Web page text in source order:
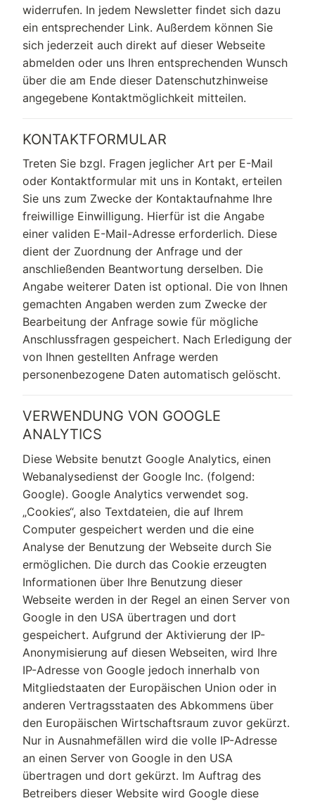
widerrufen. In jedem Newsletter findet sich dazu
ein entsprechender Link. Außerdem können Sie
sich jederzeit auch direkt auf dieser Webseite
abmelden oder uns Ihren entsprechenden Wunsch
über die am Ende dieser Datenschutzhinweise
angegebene Kontaktmöglichkeit mitteilen.
KONTAKTFORMULAR
Treten Sie bzgl. Fragen jeglicher Art per E-Mail
oder Kontaktformular mit uns in Kontakt, erteilen
Sie uns zum Zwecke der Kontaktaufnahme Ihre
freiwillige Einwilligung. Hierfür ist die Angabe
einer validen E-Mail-Adresse erforderlich. Diese
dient der Zuordnung der Anfrage und der
anschließenden Beantwortung derselben. Die
Angabe weiterer Daten ist optional. Die von Ihnen
gemachten Angaben werden zum Zwecke der
Bearbeitung der Anfrage sowie für mögliche
Anschlussfragen gespeichert. Nach Erledigung der
von Ihnen gestellten Anfrage werden
personenbezogene Daten automatisch gelöscht.
VERWENDUNG VON GOOGLE
ANALYTICS
Diese Website benutzt Google Analytics, einen
Webanalysedienst der Google Inc. (folgend:
Google). Google Analytics verwendet sog.
„Cookies“, also Textdateien, die auf Ihrem
Computer gespeichert werden und die eine
Analyse der Benutzung der Webseite durch Sie
ermöglichen. Die durch das Cookie erzeugten
Informationen über Ihre Benutzung dieser
Webseite werden in der Regel an einen Server von
Google in den USA übertragen und dort
gespeichert. Aufgrund der Aktivierung der IP-
Anonymisierung auf diesen Webseiten, wird Ihre
IP-Adresse von Google jedoch innerhalb von
Mitgliedstaaten der Europäischen Union oder in
anderen Vertragsstaaten des Abkommens über
den Europäischen Wirtschaftsraum zuvor gekürzt.
Nur in Ausnahmefällen wird die volle IP-Adresse
an einen Server von Google in den USA
übertragen und dort gekürzt. Im Auftrag des
Betreibers dieser Website wird Google diese